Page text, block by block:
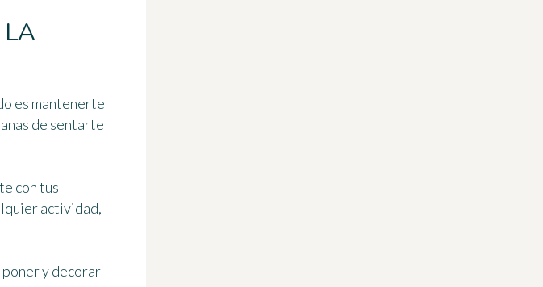
es mantenerte
de sentarte
con tus
actividad,
poner y decorar